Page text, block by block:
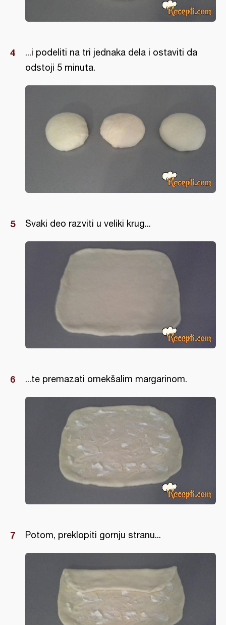
...i podeliti na tri jednaka dela i ostaviti da
odstoji 5 minuta.
Svaki deo razviti u veliki krug...
...te premazati omekšalim margarinom.
Potom, preklopiti gornju stranu...